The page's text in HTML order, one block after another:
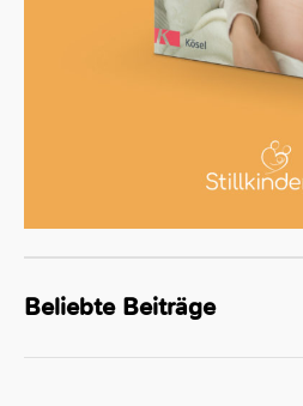
Beliebte Beiträge